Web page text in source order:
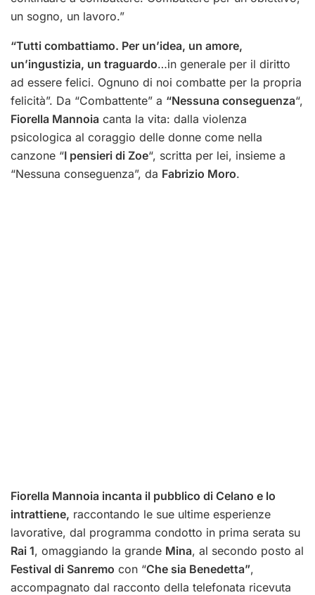
un sogno, un lavoro.”
“Tutti combattiamo. Per un’idea, un amore,
un’ingustizia, un traguardo…in generale per il diritto
ad essere felici. Ognuno di noi combatte per la propria
felicità”. Da “Combattente” a “Nessuna conseguenza“,
Fiorella Mannoia canta la vita: dalla violenza
psicologica al coraggio delle donne come nella
canzone “I pensieri di Zoe“, scritta per lei, insieme a
“Nessuna conseguenza”, da Fabrizio Moro.
Fiorella Mannoia incanta il pubblico di Celano e lo
intrattiene, raccontando le sue ultime esperienze
lavorative, dal programma condotto in prima serata su
Rai 1, omaggiando la grande Mina, al secondo posto al
Festival di Sanremo con “Che sia Benedetta”,
accompagnato dal racconto della telefonata ricevuta